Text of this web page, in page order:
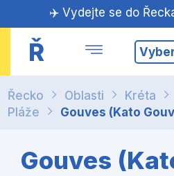
✈️ Vydejte se do
Ř
Řecko Oblasti Kréta
Pláže
Gouves (Kato
Gouves